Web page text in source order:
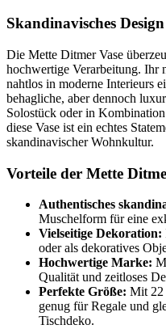
Skandinavisches
Die Mette Ditmer Vase
hochwertige Verarbeitung. Ihr
nahtlos in moderne Interieurs
behagliche, aber dennoch
Solostück oder in
diese Vase ist ein echtes
skandinavischer Wohnkultur.
Vorteile der Mette
Authentisches
Muschelform für eine
Vielseitige Dekoration:
oder als dekoratives
Hochwertige Marke:
Qualität und zeitloses
Perfekte Größe: Mit 22
genug für Regale und
Tischdeko.